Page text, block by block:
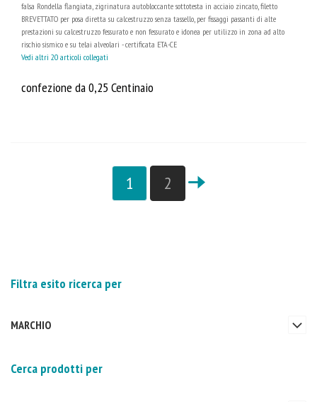
falsa Rondella flangiata, zigrinatura autobloccante sottotesta in acciaio zincato, filetto
BREVETTATO per posa diretta su calcestruzzo senza tassello, per fissaggi passanti di alte
prestazioni su calcestruzzo fessurato e non fessurato e idonea per utilizzo in zona ad alto
rischio sismico e su telai alveolari - certificata ETA-CE
Vedi altri 20 articoli collegati
confezione da 0,25 Centinaio
1 2
Filtra esito ricerca per
MARCHIO
Cerca prodotti per